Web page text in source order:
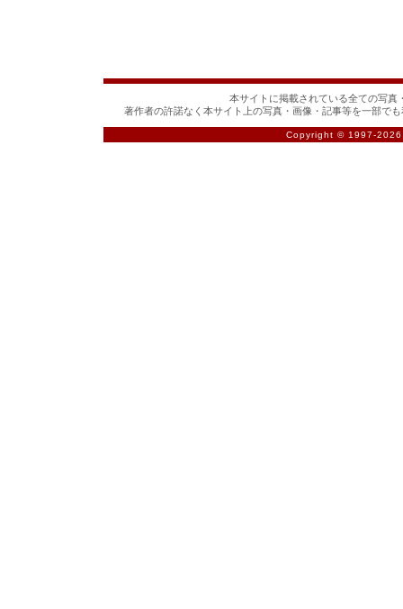
本サイトに掲載されている全ての写真
著作者の許諾なく本サイト上の写真・画像・記事等を一部で
Copyright © 1997-